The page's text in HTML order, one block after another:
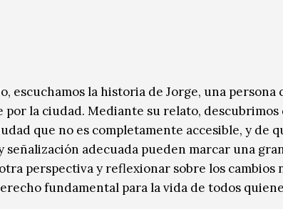
escuchamos la historia de Jorge, una persona
por la ciudad. Mediante su relato,
que no es completamente accesible, y de
señalización adecuada pueden marcar una
perspectiva y reflexionar sobre los cambios
fundamental para la vida de todos